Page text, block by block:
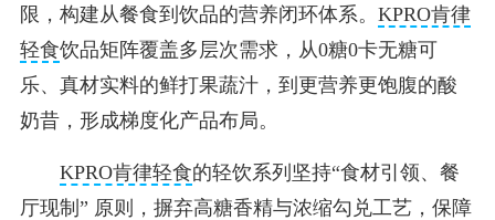
限，构建从餐食到饮品的营养闭环体系。 KPRO肯律
轻食饮品矩阵覆盖多层次需求，从0糖0卡无糖可
乐、真材实料的鲜打果蔬汁，到更营养更饱腹的酸
奶昔，形成梯度化产品布局。
KPRO肯律轻食的轻饮系列坚持“食材引领、餐
厅现制” 原则，摒弃高糖香精与浓缩勾兑工艺，保障